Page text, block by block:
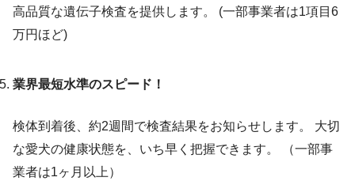
高品質な遺伝子検査を提供します。 (一部事業者は1項目6
万円ほど)
業界最短水準のスピード！
検体到着後、約2週間で検査結果をお知らせします。 大切
な愛犬の健康状態を、いち早く把握できます。 （一部事
業者は1ヶ月以上）